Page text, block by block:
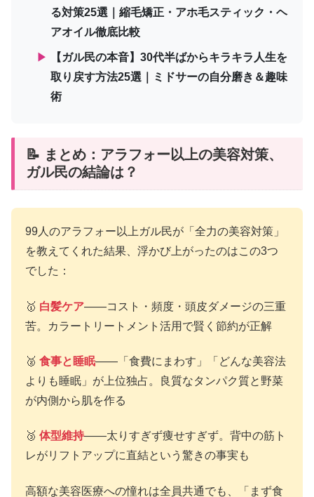
る対策25選｜縮毛矯正・アホ毛スティック・ヘ
アオイル徹底比較
▶
【ガル民の本音】30代半ばからキラキラ人生を
取り戻す方法25選｜ミドサーの自分磨き＆趣味
術
📝 まとめ：アラフォー以上の美容対策、
ガル民の結論は？
99人のアラフォー以上ガル民が「全力の美容対策」
を教えてくれた結果、浮かび上がったのはこの3つ
でした：
🥇 白髪ケア——コスト・頻度・頭皮ダメージの三重
苦。カラートリートメント活用で賢く節約が正解
🥈 食事と睡眠——「食費にまわす」「どんな美容法
よりも睡眠」が上位独占。良質なタンパク質と野菜
が内側から肌を作る
🥉 体型維持——太りすぎず痩せすぎず。背中の筋ト
レがリフトアップに直結という驚きの事実も
高額な美容医療への憧れは全員共通でも、「まず食